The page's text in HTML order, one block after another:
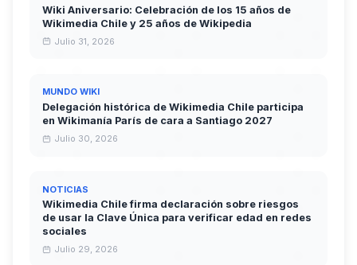
Wiki Aniversario: Celebración de los 15 años de
Wikimedia Chile y 25 años de Wikipedia
Julio 31, 2026
MUNDO WIKI
Delegación histórica de Wikimedia Chile participa
en Wikimanía París de cara a Santiago 2027
Julio 30, 2026
NOTICIAS
Wikimedia Chile firma declaración sobre riesgos
de usar la Clave Única para verificar edad en redes
sociales
Julio 29, 2026